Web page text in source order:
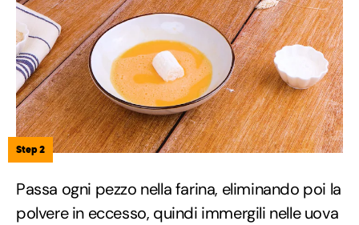
Step 2
Passa ogni pezzo nella farina, eliminando poi la
polvere in eccesso, quindi immergili nelle uova